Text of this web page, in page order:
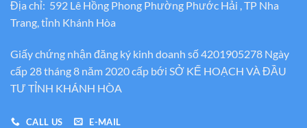
Địa chỉ: 592 Lê Hồng Phong Phường Phước Hải , TP Nha
Trang, tỉnh Khánh Hòa
Giấy chứng nhận đăng ký kinh doanh số 4201905278 Ngày
cấp 28 tháng 8 năm 2020 cấp bới SỞ KẾ HOẠCH VÀ ĐẦU
TƯ TỈNH KHÁNH HÒA
CALL US E-MAIL